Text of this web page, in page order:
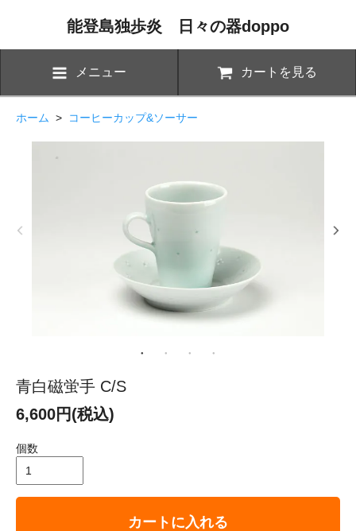
能登島独歩炎 日々の器doppo
メニュー カートを見る
ホーム > コーヒーカップ&ソーサー
青白磁蛍手 C/S
6,600円(税込)
個数
カートに入れる